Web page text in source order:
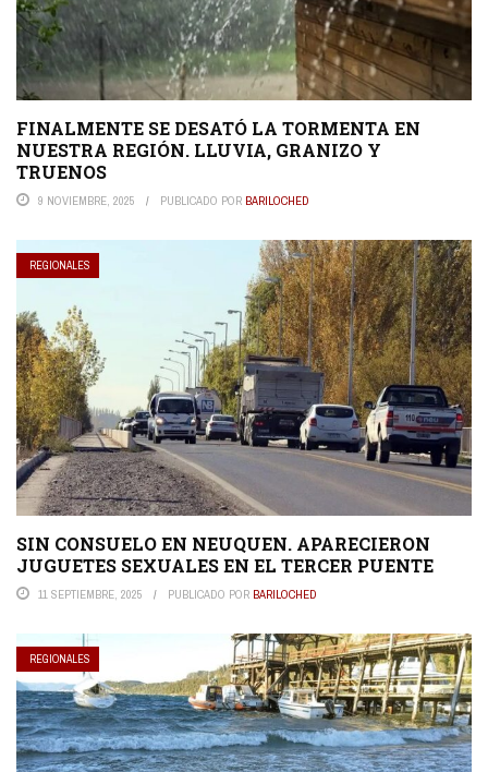
FINALMENTE SE DESATÓ LA TORMENTA EN
NUESTRA REGIÓN. LLUVIA, GRANIZO Y
TRUENOS
9 NOVIEMBRE, 2025 PUBLICADO POR BARILOCHED
REGIONALES
SIN CONSUELO EN NEUQUEN. APARECIERON
JUGUETES SEXUALES EN EL TERCER PUENTE
11 SEPTIEMBRE, 2025 PUBLICADO POR BARILOCHED
REGIONALES